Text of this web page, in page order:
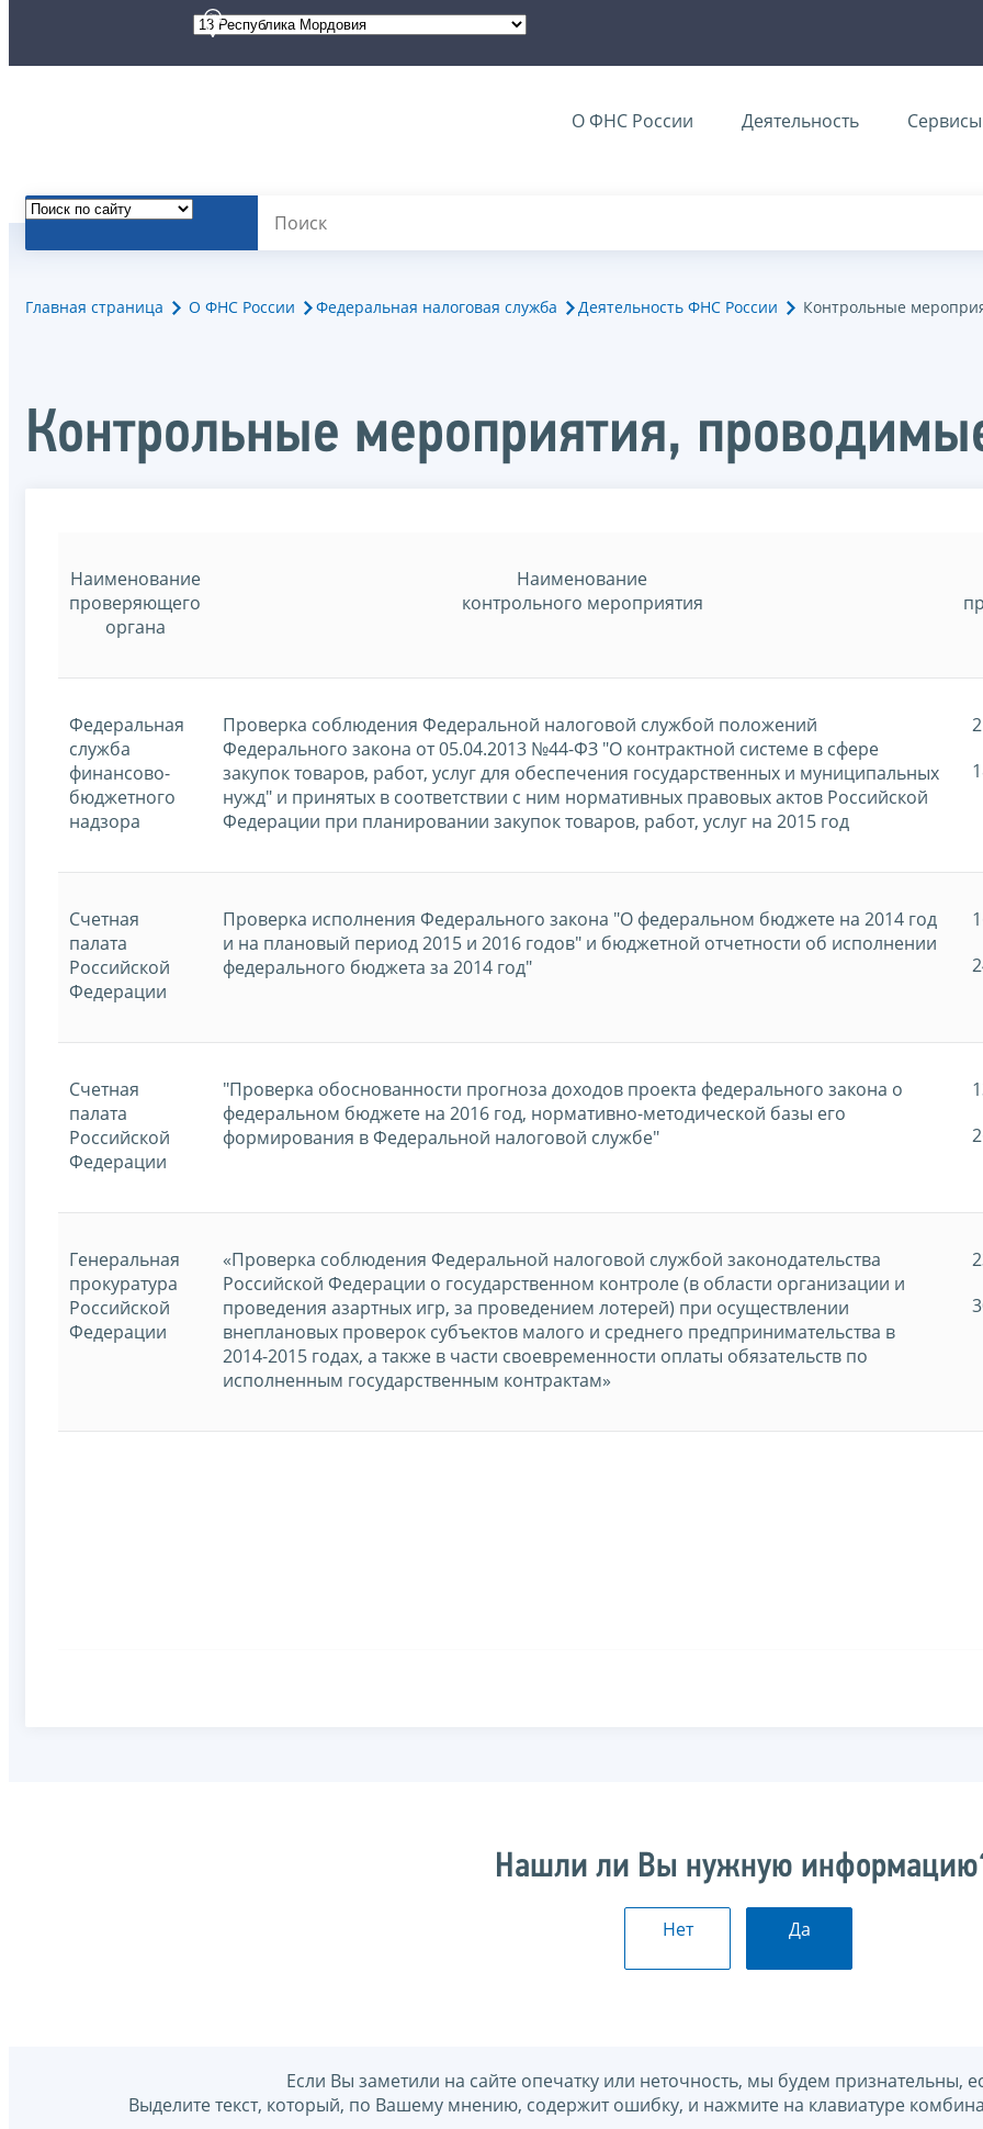
О ФНС России Деятельность Сервисы
Главная страница О ФНС России Федеральная налоговая служба Деятельность ФНС России Контрольные
Контрольные мероприятия,
Наименование
проверяющего
органа
Наименование
контрольного мероприятия
Федеральная
служба
финансово-
бюджетного
надзора
Проверка соблюдения Федеральной налоговой службой положений
Федерального закона от 05.04.2013 №44-ФЗ "О контрактной системе в сфере
закупок товаров, работ, услуг для обеспечения государственных и муниципальных
нужд" и принятых в соответствии с ним нормативных правовых актов Российской
Федерации при планировании закупок товаров, работ, услуг на 2015 год
Счетная
палата
Российской
Федерации
Проверка исполнения Федерального закона "О федеральном бюджете на 2014 год
и на плановый период 2015 и 2016 годов" и бюджетной отчетности об исполнении
федерального бюджета за 2014 год"
Счетная
палата
Российской
Федерации
"Проверка обоснованности прогноза доходов проекта федерального закона о
федеральном бюджете на 2016 год, нормативно-методической базы его
формирования в Федеральной налоговой службе"
Генеральная
прокуратура
Российской
Федерации
«Проверка соблюдения Федеральной налоговой службой законодательства
Российской Федерации о государственном контроле (в области организации и
проведения азартных игр, за проведением лотерей) при осуществлении
внеплановых проверок субъектов малого и среднего предпринимательства в
2014-2015 годах, а также в части своевременности оплаты обязательств по
исполненным государственным контрактам»
Нашли ли Вы нужную
Нет Да
Если Вы заметили на сайте опечатку или неточность, мы будем признательны,
Выделите текст, который, по Вашему мнению, содержит ошибку, и нажмите на клавиатуре